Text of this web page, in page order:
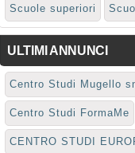
Scuole superiori
ULTIMI ANNUNCI
Centro Studi Mugello
Centro Studi FormaMe
CENTRO STUDI